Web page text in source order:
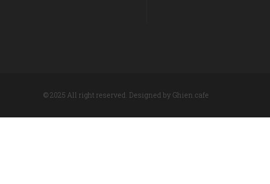
© 2025 All right reserved. Designed by Ghien.cafe